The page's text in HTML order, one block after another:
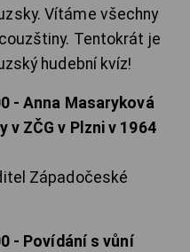
Vítáme všechny
Tentokrát je
hudební kvíz!
- Anna Masaryková
ZČG v Plzni v 1964
Západočeské
- Povídání s vůní